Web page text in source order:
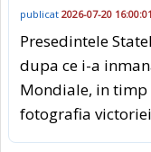
publicat 2026-07-20 16:00:01
Presedintele
dupa ce i-a
Mondiale, in
fotografia